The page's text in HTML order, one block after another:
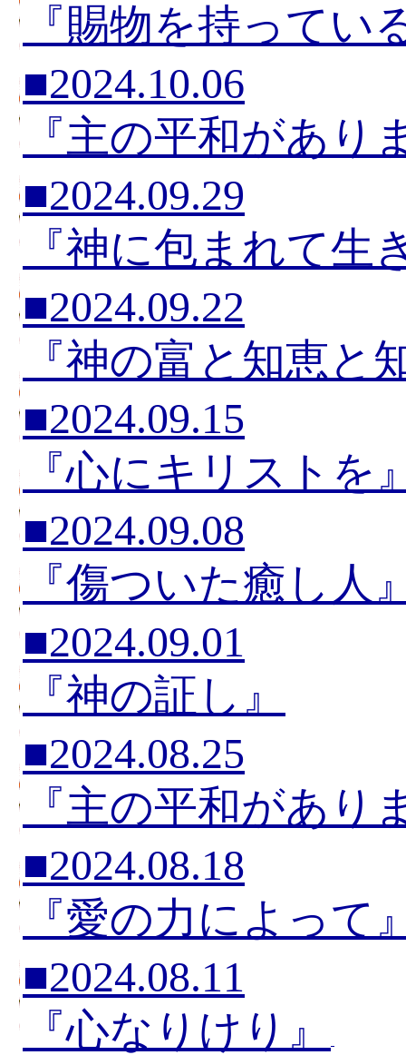
『賜物を持ってい
■2024.10.06
『主の平和があり
■2024.09.29
『神に包まれて生
■2024.09.22
『神の富と知恵と
■2024.09.15
『心にキリストを
■2024.09.08
『傷ついた癒し人
■2024.09.01
『神の証し』
■2024.08.25
『主の平和があり
■2024.08.18
『愛の力によって
■2024.08.11
『心なりけり』